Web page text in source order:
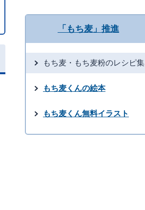
「もち麦」推進
もち麦・もち麦粉のレシピ集
もち麦くんの絵本
もち麦くん無料イラスト